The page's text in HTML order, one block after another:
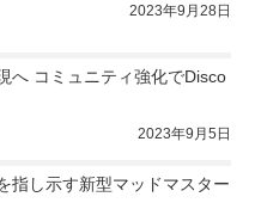
2023年9月28日
へ コミュニティ強化でDisco
2023年9月5日
指し示す新型マッドマスター